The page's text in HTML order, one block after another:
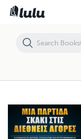
ΜΙΑ ΠΑΡΤΙΔΑ ΣΚΑΚΙ